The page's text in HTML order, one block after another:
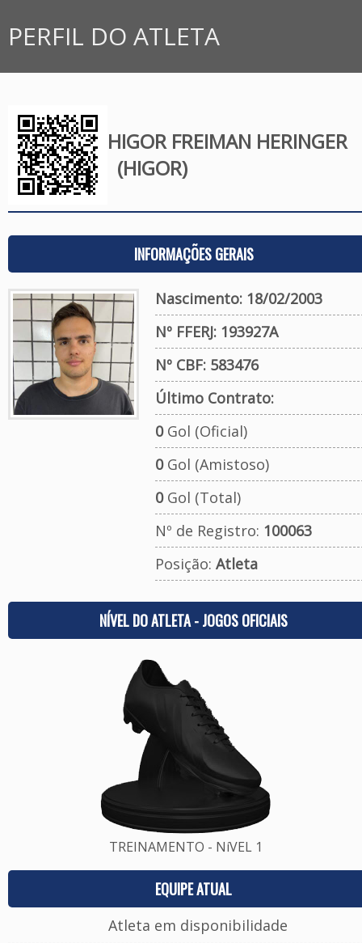
PERFIL DO ATLETA
HIGOR FREIMAN HERINGER
(HIGOR)
INFORMAÇÕES GERAIS
Nascimento: 18/02/2003
Nº FFERJ: 193927A
Nº CBF: 583476
Último Contrato:
0Gol (Oficial)
0Gol (Amistoso)
0Gol (Total)
Nº de Registro: 100063
Posição: Atleta
NÍVEL DO ATLETA - JOGOS OFICIAIS
TREINAMENTO - NíVEL 1
EQUIPE ATUAL
Atleta em disponibilidade